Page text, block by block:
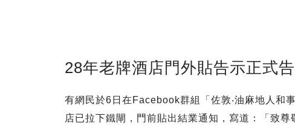
28年老牌酒店門外貼告示正式告
有網民於6日在Facebook群組「佐敦‧油麻地人和
店已拉下鐵閘，門前貼出結業通知，寫道：「致